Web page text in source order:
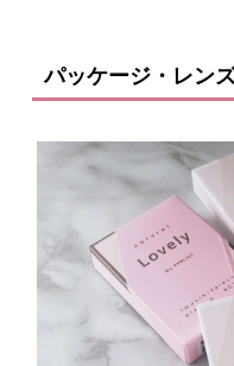
パッケージ・レン